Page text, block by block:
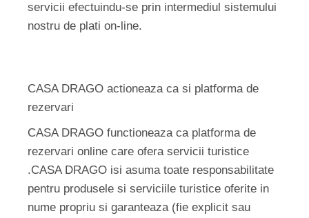
servicii efectuindu-se prin intermediul sistemului
nostru de plati on-line.
CASA DRAGO actioneaza ca si platforma de
rezervari
CASA DRAGO functioneaza ca platforma de
rezervari online care ofera servicii turistice
.CASA DRAGO isi asuma toate responsabilitate
pentru produsele si serviciile turistice oferite in
nume propriu si garanteaza (fie explicit sau